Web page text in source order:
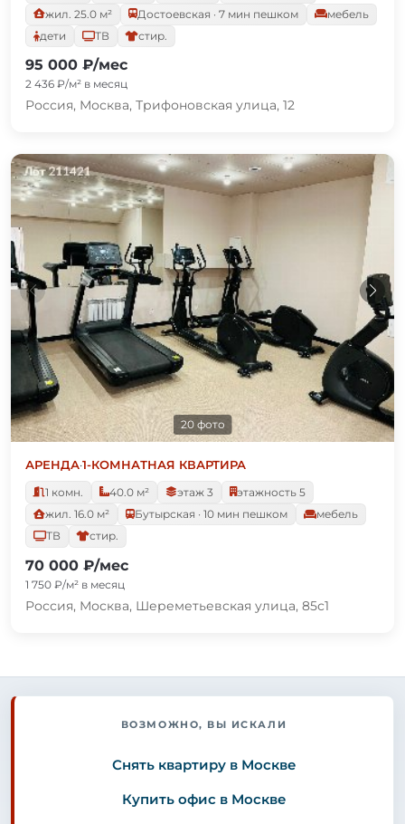
жил. 25.0 м²
Достоевская · 7 мин пешком
мебель
дети
ТВ стир.
95 000 ₽/мес
2 436 ₽/м² в месяц
Россия, Москва, Трифоновская улица, 12
20 фото
АРЕНДА·1-КОМНАТНАЯ КВАРТИРА
1 комн.
40.0 м² этаж 3
этажность 5
жил. 16.0 м²
Бутырская · 10 мин пешком
мебель
ТВ
стир.
70 000 ₽/мес
1 750 ₽/м² в месяц
Россия, Москва, Шереметьевская улица, 85с1
ВОЗМОЖНО, ВЫ ИСКАЛИ
Снять квартиру в Москве
Купить офис в Москве